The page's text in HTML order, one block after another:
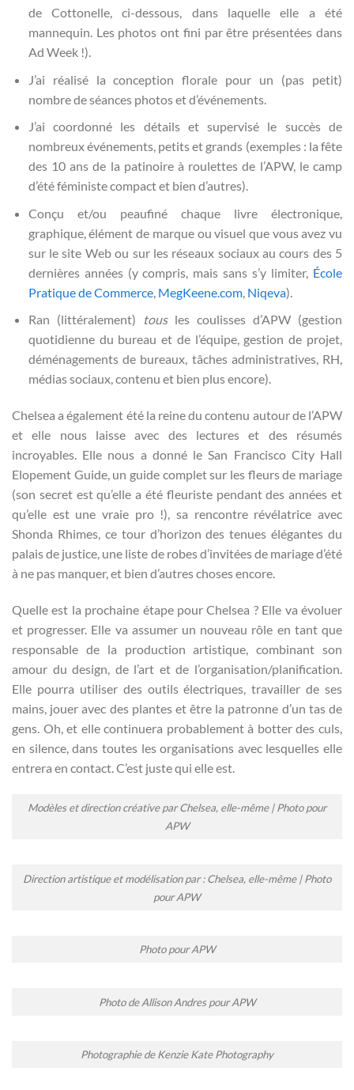
de Cottonelle, ci-dessous, dans laquelle elle a été
mannequin. Les photos ont fini par être présentées dans
Ad Week !).
J’ai réalisé la conception florale pour un (pas petit)
nombre de séances photos et d’événements.
J’ai coordonné les détails et supervisé le succès de
nombreux événements, petits et grands (exemples : la fête
des 10 ans de la patinoire à roulettes de l’APW, le camp
d’été féministe compact et bien d’autres).
Conçu et/ou peaufiné chaque livre électronique,
graphique, élément de marque ou visuel que vous avez vu
sur le site Web ou sur les réseaux sociaux au cours des 5
dernières années (y compris, mais sans s’y limiter, École
Pratique de Commerce, MegKeene.com, Niqeva).
Ran (littéralement)
tousles coulisses d’APW (gestion
quotidienne du bureau et de l’équipe, gestion de projet,
déménagements de bureaux, tâches administratives, RH,
médias sociaux, contenu et bien plus encore).
Chelsea a également été la reine du contenu autour de l’APW
et elle nous laisse avec des lectures et des résumés
incroyables. Elle nous a donné le San Francisco City Hall
Elopement Guide, un guide complet sur les fleurs de mariage
(son secret est qu’elle a été fleuriste pendant des années et
qu’elle est une vraie pro !), sa rencontre révélatrice avec
Shonda Rhimes, ce tour d’horizon des tenues élégantes du
palais de justice, une liste de robes d’invitées de mariage d’été
à ne pas manquer, et bien d’autres choses encore.
Quelle est la prochaine étape pour Chelsea ? Elle va évoluer
et progresser. Elle va assumer un nouveau rôle en tant que
responsable de la production artistique, combinant son
amour du design, de l’art et de l’organisation/planification.
Elle pourra utiliser des outils électriques, travailler de ses
mains, jouer avec des plantes et être la patronne d’un tas de
gens. Oh, et elle continuera probablement à botter des culs,
en silence, dans toutes les organisations avec lesquelles elle
entrera en contact. C’est juste qui elle est.
Modèles et direction créative par Chelsea, elle-même | Photo pour
APW
Direction artistique et modélisation par : Chelsea, elle-même | Photo
pour APW
Photo pour APW
Photo de Allison Andres pour APW
Photographie de Kenzie Kate Photography